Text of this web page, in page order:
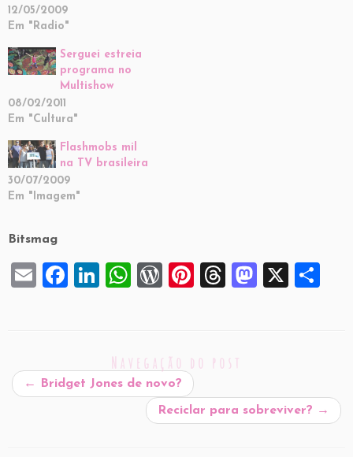
12/05/2009
Em "Radio"
Serguei estreia
programa no
Multishow
08/02/2011
Em "Cultura"
Flashmobs mil
na TV brasileira
30/07/2009
Em "Imagem"
Bitsmag
E
F
b
o
Li
e
dI
n
W
A
p
W
P
re
ss
Pi
t
T
d
s
M
o
n
X
Navegação do post
← Bridget Jones de novo?
Reciclar para sobreviver? →